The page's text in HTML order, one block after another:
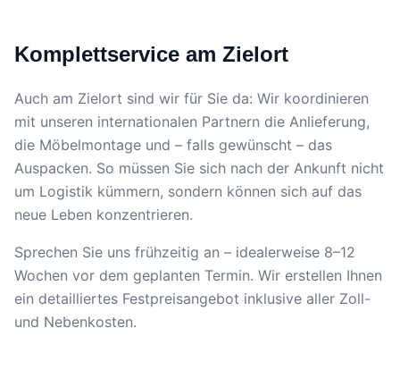
Komplettservice am Zielort
Auch am Zielort sind wir für Sie da: Wir koordinieren
mit unseren internationalen Partnern die Anlieferung,
die Möbelmontage und – falls gewünscht – das
Auspacken. So müssen Sie sich nach der Ankunft nicht
um Logistik kümmern, sondern können sich auf das
neue Leben konzentrieren.
Sprechen Sie uns frühzeitig an – idealerweise 8–12
Wochen vor dem geplanten Termin. Wir erstellen Ihnen
ein detailliertes Festpreisangebot inklusive aller Zoll-
und Nebenkosten.